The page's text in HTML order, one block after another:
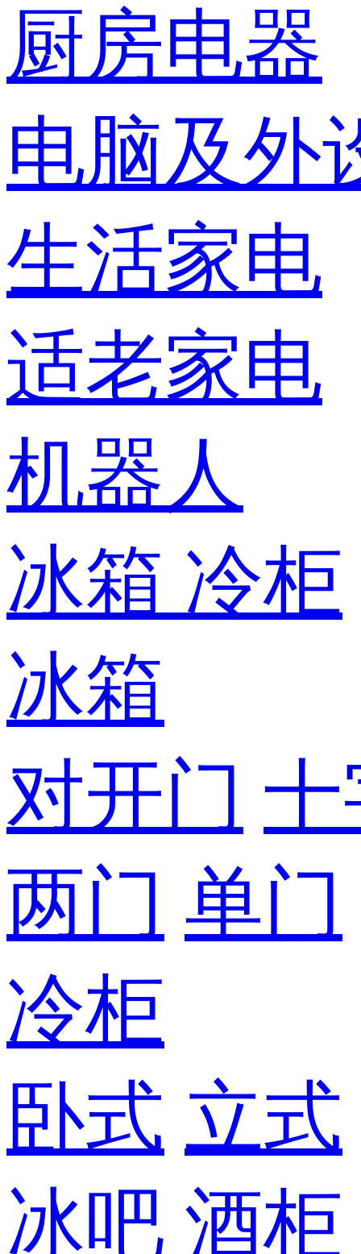
厨房电器
电脑及外
生活家电
适老家电
机器人
冰箱 冷柜
冰箱
对开门
两门 单门
冷柜
卧式 立式
冰吧 酒柜